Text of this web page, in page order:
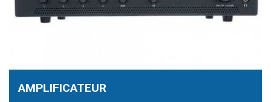
AMPLIFICATEUR